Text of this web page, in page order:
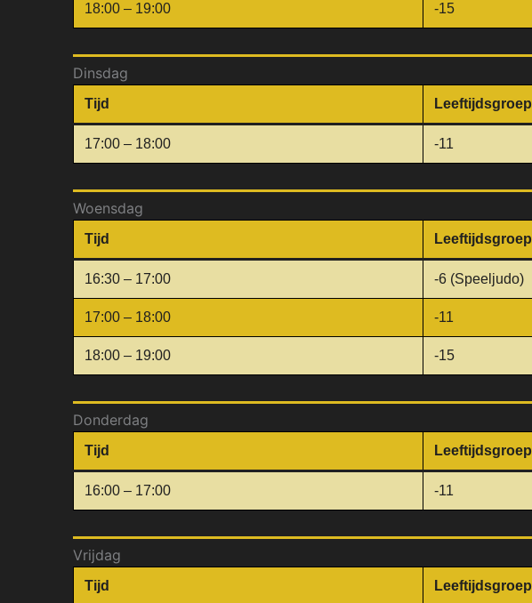
18:00 – 19:00 -15
Dinsdag
Tijd Leeftijdsgroep
17:00 – 18:00 -11
Woensdag
Tijd Leeftijdsgroep
16:30 – 17:00 -6 (Speeljudo)
17:00 – 18:00 -11
18:00 – 19:00 -15
Donderdag
Tijd Leeftijdsgroep
16:00 – 17:00 -11
Vrijdag
Tijd Leeftijdsgroep